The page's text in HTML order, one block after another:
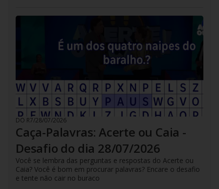
DO R7/28/07/2026
Caça-Palavras: Acerte ou Caia -
Desafio do dia 28/07/2026
Você se lembra das perguntas e respostas do Acerte ou
Caia? Você é bom em procurar palavras? Encare o desafio
e tente não cair no buraco